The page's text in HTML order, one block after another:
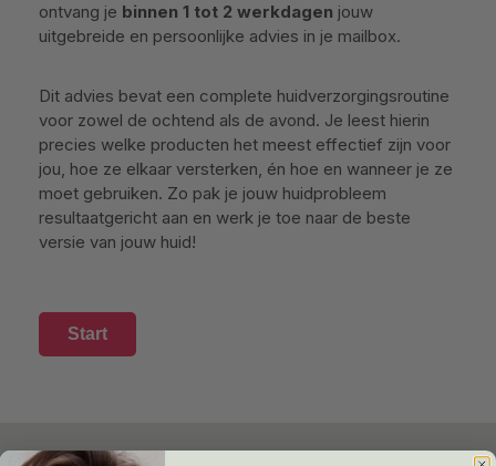
ontvang je binnen 1 tot 2 werkdagen jouw
uitgebreide en persoonlijke advies in je mailbox.
Dit advies bevat een complete huidverzorgingsroutine
voor zowel de ochtend als de avond. Je leest hierin
precies welke producten het meest effectief zijn voor
jou, hoe ze elkaar versterken, én hoe en wanneer je ze
moet gebruiken. Zo pak je jouw huidprobleem
resultaatgericht aan en werk je toe naar de beste
versie van jouw huid!
Start